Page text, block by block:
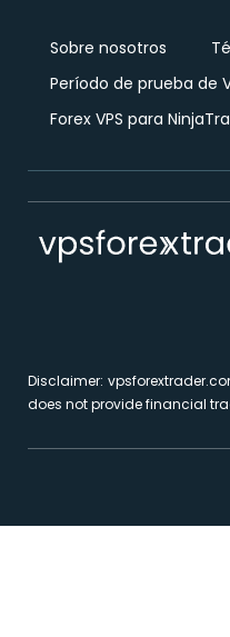
Sobre nosotros
Período de prueba de
Forex VPS para
Disclaimer:
does not provide financial